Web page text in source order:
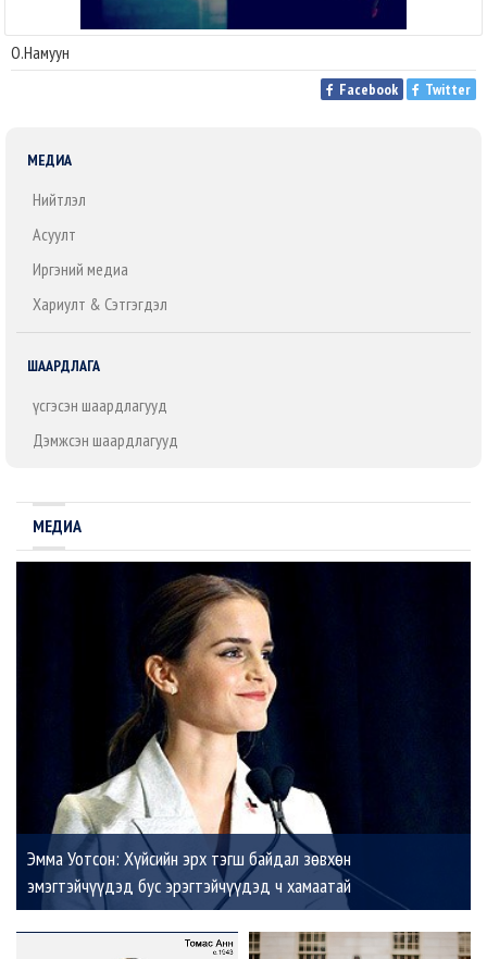
О.Намуун
Facebook Twitter
МЕДИА
Нийтлэл
Асуулт
Иргэний медиа
Хариулт & Сэтгэгдэл
ШААРДЛАГА
Үүсгэсэн шаардлагууд
Дэмжсэн шаардлагууд
МЕДИА
Эмма Уотсон: Хүйсийн эрх тэгш байдал зөвхөн
эмэгтэйчүүдэд бус эрэгтэйчүүдэд ч хамаатай